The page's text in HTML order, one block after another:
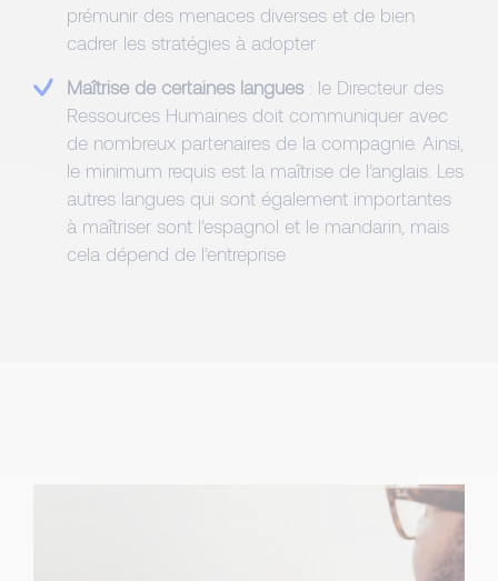
prémunir des menaces diverses et de bien
cadrer les stratégies à adopter
Maîtrise de certaines langues: le Directeur des
Ressources Humaines doit communiquer avec
de nombreux partenaires de la compagnie. Ainsi,
le minimum requis est la maîtrise de l’anglais. Les
autres langues qui sont également importantes
à maîtriser sont l’espagnol et le mandarin, mais
cela dépend de l’entreprise